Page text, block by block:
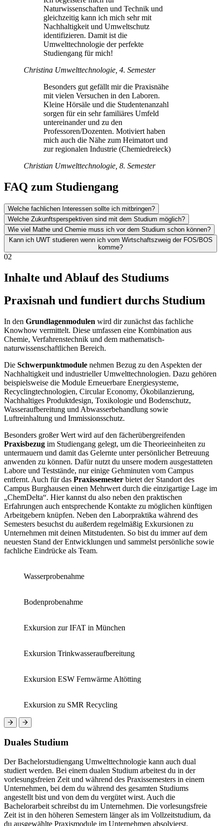
Naturwissenschaften und Technik und
gleichzeitig kann ich mich sehr mit
Nachhaltigkeit und Umweltschutz
identifizieren. Damit ist die
Umwelttechnologie der perfekte
Studiengang für mich!
Christina Umwelttechnologie, 4. Semester
Besonders gut gefällt mir die Praxisnähe
mit vielen Versuchen in den Laboren.
Kleine Hörsäle und die Studentenanzahl
sorgen für ein sehr familiäres Umfeld
untereinander und zu den
Professoren/Dozenten. Motiviert haben
mich auch die Nähe zum Heimatort und
zur regionalen Industrie (Chemiedreieck)
Christian Umwelttechnologie, 8. Semester
FAQ zum Studiengang
Welche fachlichen Interessen sollte ich mitbringen?
Welche Zukunftsperspektiven sind mit dem Studium möglich?
Wie viel Mathe und Chemie muss ich vor dem Studium schon können?
Kann ich UWT studieren wenn ich vom Wirtschaftszweig der FOS/BOS
komme?
02
Inhalte und Ablauf des Studiums
Praxisnah und fundiert durchs Studium
In den Grundlagenmodulen wird dir zunächst das fachliche
Knowhow vermittelt. Diese umfassen eine Kombination aus
Chemie, Verfahrenstechnik und dem mathematisch-
naturwissenschaftlichen Bereich.
Die Schwerpunktmodule nehmen Bezug zu den Aspekten der
Nachhaltigkeit und industrieller Umwelttechnologien. Dazu gehören
beispielsweise die Module Erneuerbare Energiesysteme,
Recyclingtechnologien, Circular Economy, Ökobilanzierung,
Nachhaltiges Produktdesign, Toxikologie und Bodenschutz,
Wasseraufbereitung und Abwasserbehandlung sowie
Luftreinhaltung und Immissionsschutz.
Besonders großer Wert wird auf den fächerübergreifenden
Praxisbezug im Studiengang gelegt, um die Theorieeinheiten zu
untermauern und damit das Gelernte unter persönlicher Betreuung
anwenden zu können. Dafür nutzt du unsere modern ausgestatteten
Labore und Teststände, nur einige Gehminuten vom Campus
entfernt. Auch für das Praxissemester bietet der Standort des
Campus Burghausen einen Mehrwert durch die einzigartige Lage im
„ChemDelta“. Hier kannst du also neben den praktischen
Erfahrungen auch entsprechende Kontakte zu möglichen künftigen
Arbeitgebern knüpfen. Neben den Laborpraktika während des
Semesters besuchst du außerdem regelmäßig Exkursionen zu
Unternehmen mit deinen Mitstudenten. So bist du immer auf dem
neuesten Stand der Entwicklungen und sammelst persönliche sowie
fachliche Eindrücke als Team.
Wasserprobenahme
Bodenprobenahme
Exkursion zur IFAT in München
Exkursion Trinkwasseraufbereitung
Exkursion ESW Fernwärme Altötting
Exkursion zu SMR Recycling
Duales Studium
Der Bachelorstudiengang Umwelttechnologie kann auch dual
studiert werden. Bei einem dualen Studium arbeitest du in der
vorlesungsfreien Zeit und während des Praxissemesters in einem
Unternehmen, bei dem du während des gesamten Studiums
angestellt bist und von dem du vergütet wirst. Auch die
Bachelorarbeit schreibst du im Unternehmen. Die vorlesungsfreie
Zeit ist in den höheren Semestern länger als im Vollzeitstudium, da
du ausgewählte Praxismodule im Unternehmen absolvierst.